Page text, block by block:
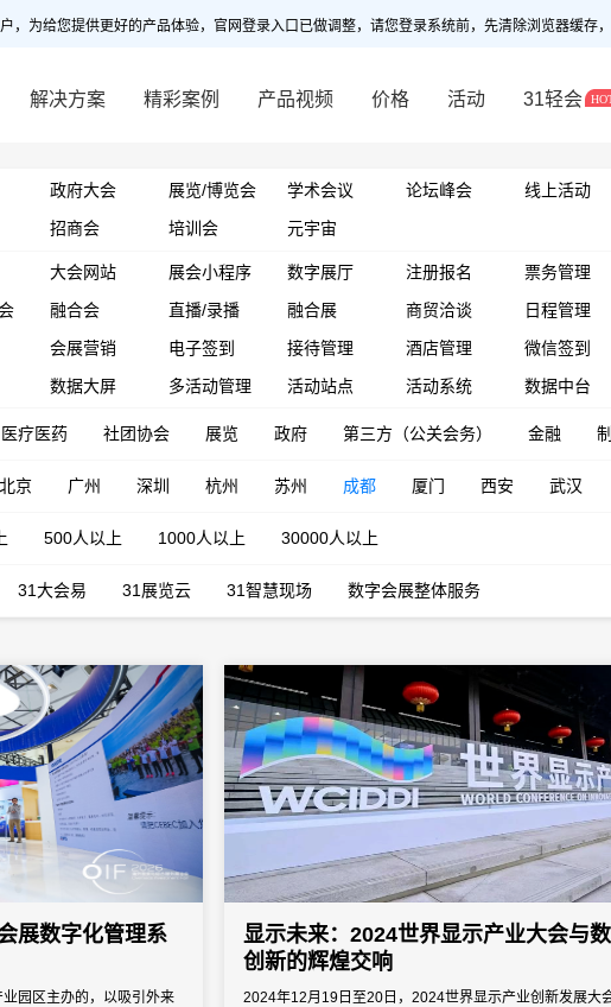
，为给您提供更好的产品体验，官网登录入口已做调整，请您登录系统前，先清除浏览器缓存
解决方案 精彩案例 产品视频 价格 活动 31轻会
政府大会 展览/博览会 学术会议 论坛峰会 线上活动
招商会 培训会 元宇宙
大会网站 展会小程序 数字展厅 注册报名 票务管理
融合会 直播/录播 融合展 商贸洽谈 日程管理
会展营销 电子签到 接待管理 酒店管理 微信签到
数据大屏 多活动管理 活动站点 活动系统 数据中台
医疗医药 社团协会 展览 政府 第三方（公关会务） 金融
北京 广州 深圳 杭州 苏州 成都 厦门 西安 武汉
500人以上 1000人以上 30000人以上
31大会易 31展览云 31智慧现场 数字会展整体服务
展数字化管理系
园区主办的，以吸引外来
显示未来：2024世界显示产业大会与
创新的辉煌交响
2024年12月19日至20日，2024世界显示产业创新发展大